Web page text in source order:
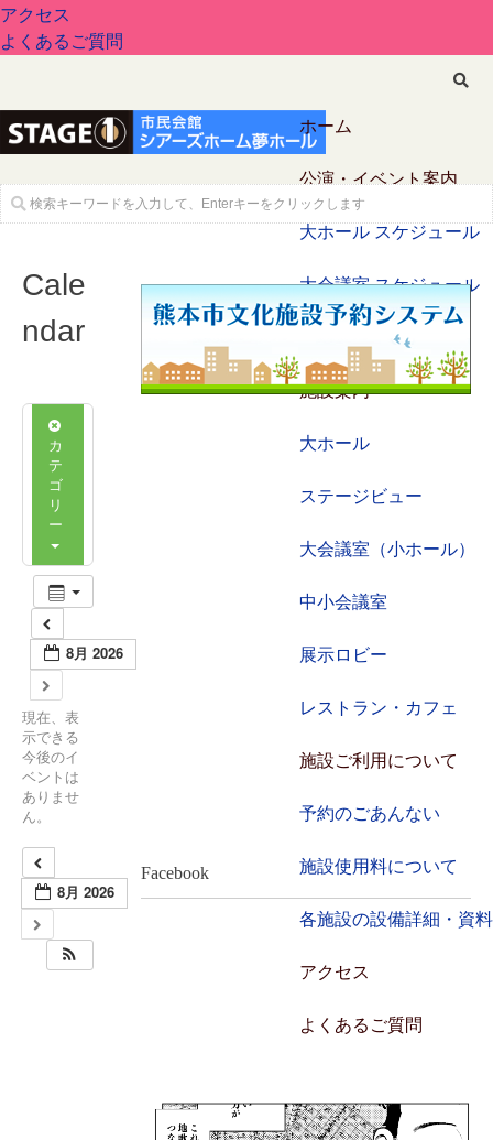
アクセス
よくあるご質問
ホーム
公演・イベント案内
大ホール スケジュール
大会議室 スケジュール
チケットガイド
施設案内
大ホール
ステージビュー
大会議室（小ホール）
中小会議室
展示ロビー
レストラン・カフェ
施設ご利用について
予約のごあんない
施設使用料について
各施設の設備詳細・資料
アクセス
よくあるご質問
Cale
ndar
カ
テ
ゴ
リ
ー
8月 2026
現在、表
示できる
今後のイ
ベントは
ありませ
ん。
8月 2026
Facebook